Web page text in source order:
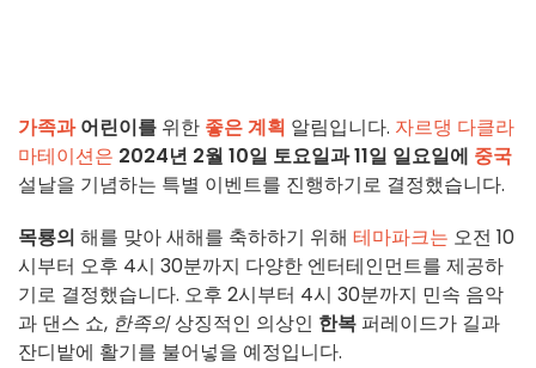
가족과 어린이를 위한 좋은 계획 알림입니다. 자르댕 다클라
마테이션은 2024년 2월 10일 토요일과11일 일요일에 중국
설날을 기념하는 특별 이벤트를 진행하기로 결정했습니다.
목룡의 해를 맞아 새해를 축하하기 위해 테마파크는 오전 10
시부터 오후 4시 30분까지 다양한 엔터테인먼트를 제공하
기로 결정했습니다. 오후 2시부터 4시 30분까지 민속 음악
과 댄스 쇼, 한족의상징적인 의상인 한복 퍼레이드가 길과
잔디밭에 활기를 불어넣을 예정입니다.